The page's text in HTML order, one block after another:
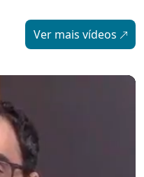
Ver mais vídeos